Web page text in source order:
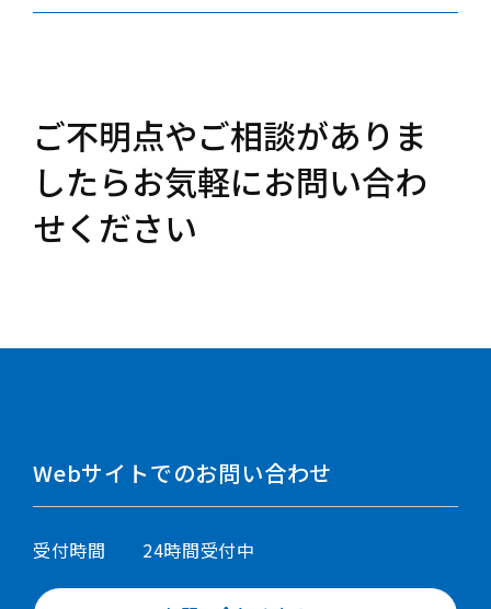
ご不明点やご相談がありま
したらお気軽にお問い合わ
せください
Webサイトでのお問い合わせ
受付時間 24時間受付中